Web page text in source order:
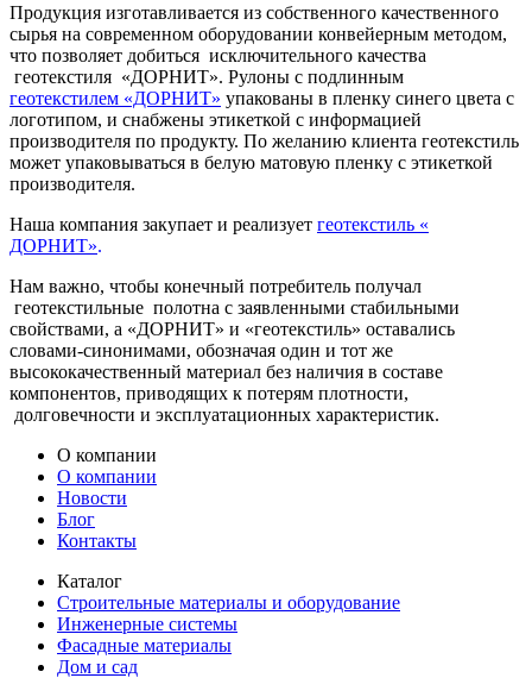
Продукция изготавливается из собственного качественного
сырья на современном оборудовании конвейерным методом,
что позволяет добиться исключительного качества
геотекстиля «ДОРНИТ». Рулоны с подлинным
геотекстилем «ДОРНИТ» упакованы в пленку синего цвета с
логотипом, и снабжены этикеткой с информацией
производителя по продукту. По желанию клиента геотекстиль
может упаковываться в белую матовую пленку с этикеткой
производителя.
Наша компания закупает и реализует геотекстиль «
ДОРНИТ».
Нам важно, чтобы конечный потребитель получал
геотекстильные полотна с заявленными стабильными
свойствами, а «ДОРНИТ» и «геотекстиль» оставались
словами-синонимами, обозначая один и тот же
высококачественный материал без наличия в составе
компонентов, приводящих к потерям плотности,
долговечности и эксплуатационных характеристик.
О компании
О компании
Новости
Блог
Контакты
Каталог
Строительные материалы и оборудование
Инженерные системы
Фасадные материалы
Дом и сад